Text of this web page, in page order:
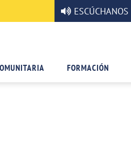
ESCÚCHANOS
FORMACIÓN